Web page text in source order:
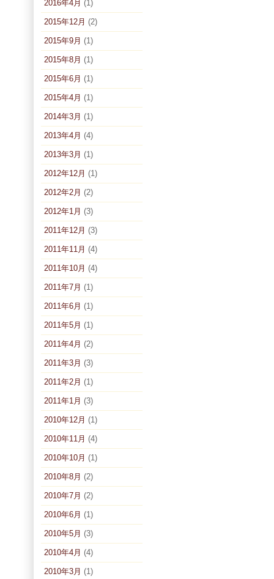
2016年4月 (1)
2015年12月 (2)
2015年9月 (1)
2015年8月 (1)
2015年6月 (1)
2015年4月 (1)
2014年3月 (1)
2013年4月 (4)
2013年3月 (1)
2012年12月 (1)
2012年2月 (2)
2012年1月 (3)
2011年12月 (3)
2011年11月 (4)
2011年10月 (4)
2011年7月 (1)
2011年6月 (1)
2011年5月 (1)
2011年4月 (2)
2011年3月 (3)
2011年2月 (1)
2011年1月 (3)
2010年12月 (1)
2010年11月 (4)
2010年10月 (1)
2010年8月 (2)
2010年7月 (2)
2010年6月 (1)
2010年5月 (3)
2010年4月 (4)
2010年3月 (1)